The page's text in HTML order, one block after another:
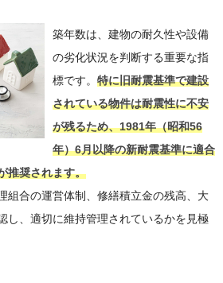
築年数は、建物の耐久性や設備
の劣化状況を判断する重要な指
標です。 特に旧耐震基準で建設
されている物件は耐震性に不安
が残るため、1981年（昭和56
年）6月以降の新耐震基準に適合
推奨されます。
組合の運営体制、修繕積立金の残高、大
し、適切に維持管理されているかを見極